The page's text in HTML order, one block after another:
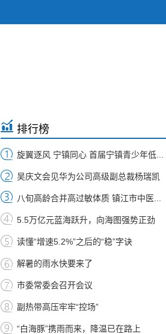
排行榜
旋翼逐风 宁镇同心 首届宁镇青少年低...
吴庆文会见华为公司高级副总裁杨瑞凯
八旬高龄合并高过敏体质 镇江市中医...
5.5万亿元蓝海跃升，向海图强势正劲
读懂“增速5.2%”之后的“稳”字诀
解暑的雨水快要来了
市委常委会召开会议
副热带高压牢牢“控场”
“白海豚”携雨而来，降温已在路上